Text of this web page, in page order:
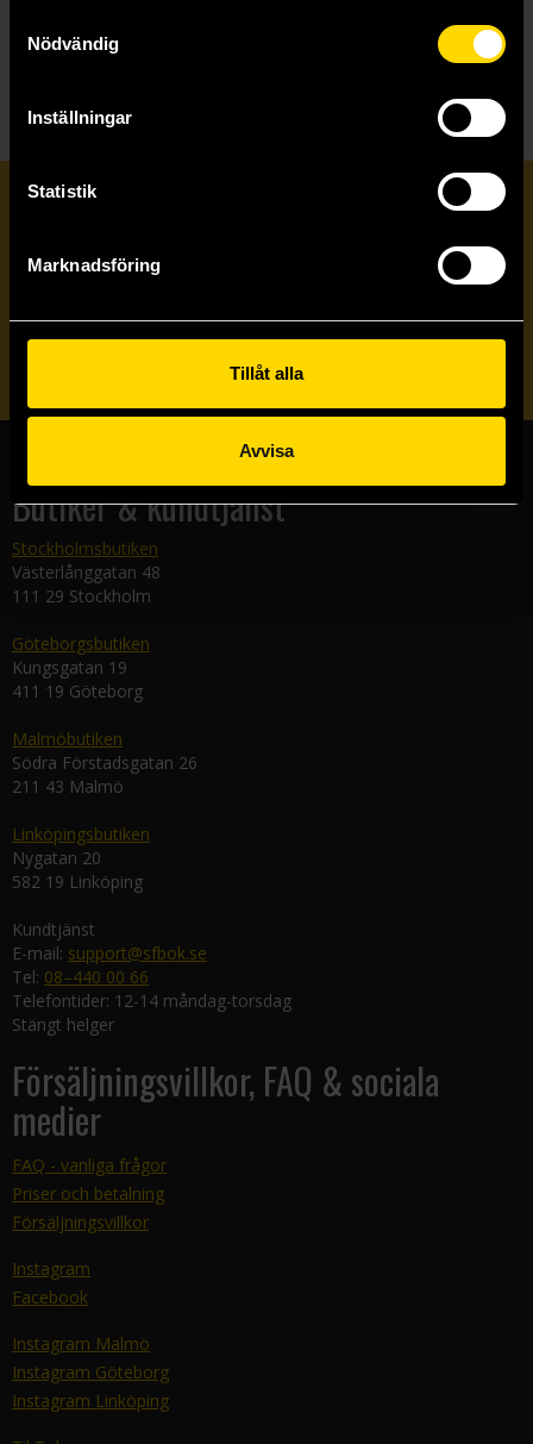
Nödvändig
Inställningar
Statistik
Marknadsföring
Tillåt alla
Avvisa
Beställ
Prenumerera på vårt nyhetsbrev
Butiker & kundtjänst
Stockholmsbutiken
Västerlånggatan 48
111 29 Stockholm
Göteborgsbutiken
Kungsgatan 19
411 19 Göteborg
Malmöbutiken
Södra Förstadsgatan 26
211 43 Malmö
Linköpingsbutiken
Nygatan 20
582 19 Linköping
Kundtjänst
E-mail: support@sfbok.se
Tel: 08–440 00 66
Telefontider: 12-14 måndag-torsdag
Stängt helger
Försäljningsvillkor, FAQ & sociala
medier
FAQ - vanliga frågor
Priser och betalning
Försäljningsvillkor
Instagram
Facebook
Instagram Malmö
Instagram Göteborg
Instagram Linköping